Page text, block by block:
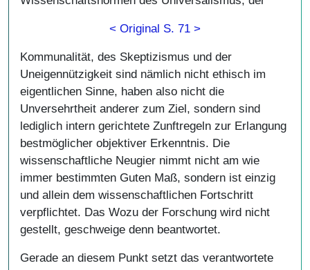
< Original S. 71 >
Kommunalität, des Skeptizismus und der
Uneigennützigkeit sind nämlich nicht ethisch im
eigentlichen Sinne, haben also nicht die
Unversehrtheit anderer zum Ziel, sondern sind
lediglich intern gerichtete Zunftregeln zur Erlangung
bestmöglicher objektiver Erkenntnis. Die
wissenschaftliche Neugier nimmt nicht am wie
immer bestimmten Guten Maß, sondern ist einzig
und allein dem wissenschaftlichen Fortschritt
verpflichtet. Das Wozu der Forschung wird nicht
gestellt, geschweige denn beantwortet.
Gerade an diesem Punkt setzt das verantwortete